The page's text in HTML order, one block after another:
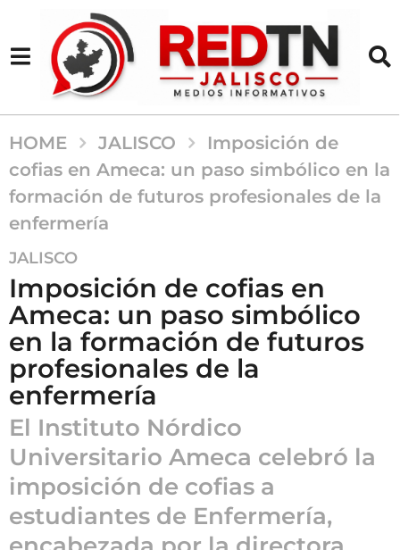
HOME JALISCO
Imposición de
cofias en Ameca: un paso simbólico en la
formación de futuros profesionales de la
enfermería
1
1
m
e
s
e
s
a
g
o
1
m
JALISCO
Imposición de cofias en
Ameca: un paso simbólico
en la formación de futuros
profesionales de la
enfermería
El Instituto Nórdico
Universitario Ameca celebró la
imposición de cofias a
estudiantes de Enfermería,